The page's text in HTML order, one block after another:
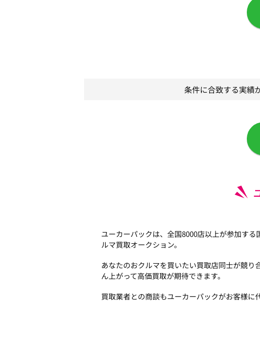
条件に合致する実績
ユーカーパックは、全国8000店以上が参加する
ルマ買取オークション。
あなたのおクルマを買いたい買取店同士が競り
ん上がって高価買取が期待できます。
買取業者との商談もユーカーパックがお客様に